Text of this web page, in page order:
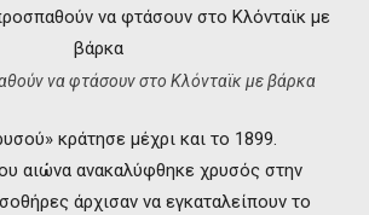
να φτάσουν στο Κλόνταϊκ με βάρκα
κράτησε μέχρι και το 1899.
αιώνα ανακαλύφθηκε χρυσός στην
άρχισαν να εγκαταλείπουν το